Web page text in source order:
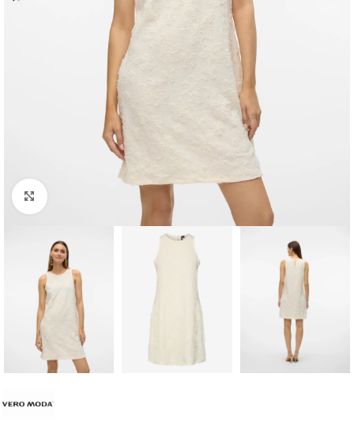
Clique para ampliar